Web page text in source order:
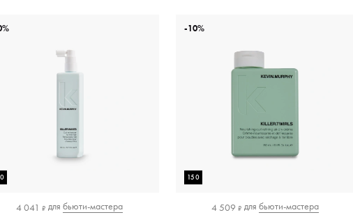
4 041 ₽ для бьюти-мастера
150
4 509 ₽ для бьюти-мастера
-10%